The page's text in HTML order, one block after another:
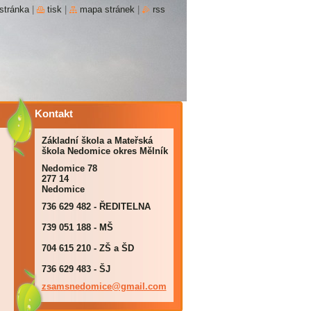
Kontakt
Základní škola a Mateřská
škola Nedomice okres Mělník
Nedomice 78
277 14
Nedomice
736 629 482 - ŘEDITELNA
739 051 188 - MŠ
704 615 210 - ZŠ a ŠD
736 629 483 - ŠJ
zsamsnedomice@gmail.com
tisk mapa stránek rss